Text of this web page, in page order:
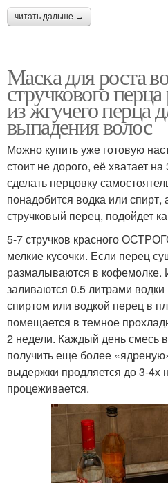
читать дальше →
Маска для роста
стручкового
из жгучего перца
выпадения волос
Можно купить уже готовую
стоит не дорого, её хватает
сделать перцовку
понадобится водка или спирт,
стручковый перец, подойдет
5-7 стручков красного
мелкие кусочки. Если перец
размалываются в кофемолке.
заливаются 0.5 литрами
спиртом или водкой перец в
помещается в темное
2 недели. Каждый день смесь
получить еще более
выдержки продляется до 3-4х
процеживается.